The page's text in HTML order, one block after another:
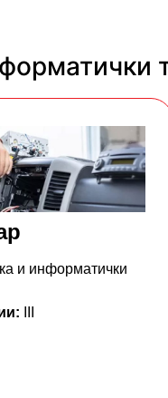
и информатички